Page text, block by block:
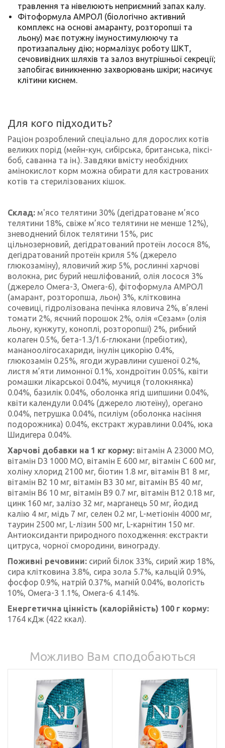
травлення та нівелюють неприємний запах калу.
Фітоформула АМРОЛ (біологічно активний
комплекс на основі амаранту, розторопші та
льону) має потужну імуностимулюючу та
протизапальну дію; нормалізує роботу ШКТ,
сечовивідних шляхів та залоз внутрішньої секреції;
запобігає виникненню захворювань шкіри; насичує
клітини киснем.
Для кого підходить?
Раціон розроблений спеціально для дорослих котів
великих порід (мейн-кун, сибірська, британська, піксі-
боб, саванна та ін.). Завдяки вмісту необхідних
амінокислот корм можна обирати для кастрованих
котів та стерилізованих кішок.
Склад: м'ясо телятини 30% (дегідратоване м’ясо
телятини 18%, свіже м’ясо телятини не менше 12%),
зневоднений білок телятини 15%, рис
цільнозерновий, дегідратований протеїн лосося 8%,
дегідратований протеїн криля 5% (джерело
глюкозаміну), яловичий жир 5%, рослинні харчові
волокна, рис бурий нешліфований, олія лосося 3%
(джерело Омега-3, Омега-6), фітоформула АМРОЛ
(амарант, розторопша, льон) 3%, клітковина
сочевиці, гідролізована печінка яловича 2%, в’ялені
томати 2%, яєчний порошок 2%, олія «Сезам» (олія
льону, кунжуту, коноплі, розторопші) 2%, рибний
колаген 0.5%, бета-1.3/1.6-глюкани (пребіотик),
мананоолігосахариди, інулін цикорію 0.4%,
глюкозамін 0.25%, ягоди журавлини сушеної 0.2%,
листя м’яти лимонної 0.1%, хондроїтин 0.05%, квіти
ромашки лікарської 0.04%, мучиця (толокнянка)
0.04%, базилік 0.04%, оболонка ягід шипшини 0.04%,
квіти календули 0.04% (джерело лютеїну), орегано
0.04%, петрушка 0.04%, псиліум (оболонка насіння
подорожника) 0.04%, екстракт журавлини 0.04%, юка
Шидигера 0.04%.
Харчові добавки на 1 кг корму: вітамін A 23000 МО,
вітамін D3 1000 МО, вітамін Е 600 мг, вітамін C 600 мг,
холіну хлорид 2100 мг, біотин 1.8 мг, вітамін В1 8 мг,
вітамін В2 10 мг, вітамін В3 30 мг, вітамін В5 40 мг,
вітамін В6 10 мг, вітамін В9 0.7 мг, вітамін В12 0.18 мг,
цинк 160 мг, залізо 32 мг, марганець 50 мг, йодид
калію 4 мг, мідь 7 мг, селен 0.2 мг, L-метіонін 4000 мг,
таурин 2500 мг, L-лізин 500 мг, L-карнітин 150 мг.
Антиоксиданти природного походження: екстракти
цитруса, чорної смородини, винограду.
Поживні речовини: сирий білок 33%, сирий жир 18%,
сира клітковина 3.8%, сира зола 5.7%, кальцій 0.9%,
фосфор 0.9%, натрій 0.37%, магній 0.04%, вологість
10%, Омега-3 1.1%, Омега-6 4.14%.
Енергетична цінність (калорійність) 100 г корму:
1764 кДж (422 ккал).
Можливо Вам сподобаються